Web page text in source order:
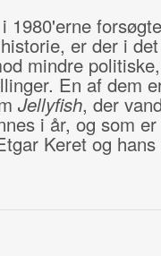
1980'erne
er der i
mindre
En af dem
Jellyfish, der
i år, og som
Keret og hans